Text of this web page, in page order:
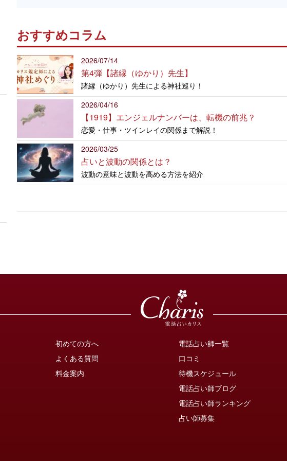
おすすめコラム
2026/07/14
第4弾【諸縁（ゆかり）先生】
諸縁（ゆかり）先生による神社巡り！
2026/04/16
【1919】エンジェルナンバーは、転機の前兆？
恋愛・仕事・ツインレイの関係まで解説！
2026/03/25
占いと波動の関係とは？
波動の意味と波動を高める方法を紹介
初めての方へ
よくある質問
料金案内
電話占い師一覧
口コミ
待機スケジュール
電話占い師ブログ
電話占い師ランキング
占い師募集